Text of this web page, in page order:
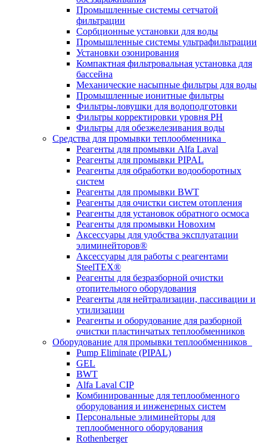
Промышленные системы сетчатой
фильтрации
Сорбционные установки для воды
Промышленные системы ультрафильтрации
Установки озонирования
Компактная фильтровальная установка для
бассейна
Механические насыпные фильтры для воды
Промышленные ионитные фильтры
Фильтры-ловушки для водоподготовки
Фильтры корректировки уровня PH
Фильтры для обезжелезивания воды
Средства для промывки теплообменника
Реагенты для промывки Alfa Laval
Реагенты для промывки PIPAL
Реагенты для обработки водооборотных
систем
Реагенты для промывки BWT
Реагенты для очистки систем отопления
Реагенты для установок обратного осмоса
Реагенты для промывки Новохим
Аксессуары для удобства эксплуатации
элиминейторов®
Аксессуары для работы с реагентами
SteelTEX®
Реагенты для безразборной очистки
отопительного оборудования
Реагенты для нейтрализации, пассивации и
утилизации
Реагенты и оборудование для разборной
очистки пластинчатых теплообменников
Оборудование для промывки теплообменников
Pump Eliminate (PIPAL)
GEL
BWT
Alfa Laval CIP
Комбинированные для теплообменного
оборудования и инженерных систем
Персональные элиминейторы для
теплообменного оборудования
Rothenberger